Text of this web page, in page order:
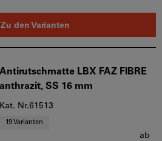
Zu den Varianten
Antirutschmatte LBX FAZ FIBRE
anthrazit, SS 16 mm
Kat. Nr.61513
19 Varianten
ab